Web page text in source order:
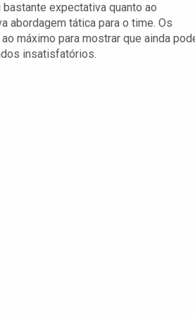
expectativa quanto ao
abordagem tática para o time. Os
máximo para mostrar que ainda
insatisfatórios.